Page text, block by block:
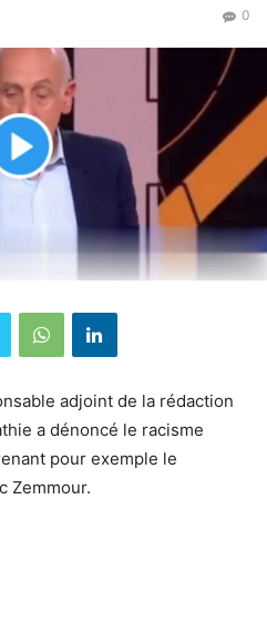
0
adjoint de la rédaction
a dénoncé le racisme
pour exemple le
Zemmour.